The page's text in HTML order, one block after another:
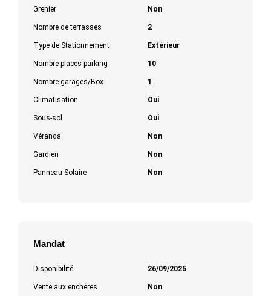
Grenier Non
Nombre de terrasses 2
Type de Stationnement Extérieur
Nombre places parking 10
Nombre garages/Box 1
Climatisation Oui
Sous-sol Oui
Véranda Non
Gardien Non
Panneau Solaire Non
Mandat
Disponibilité 26/09/2025
Vente aux enchères Non